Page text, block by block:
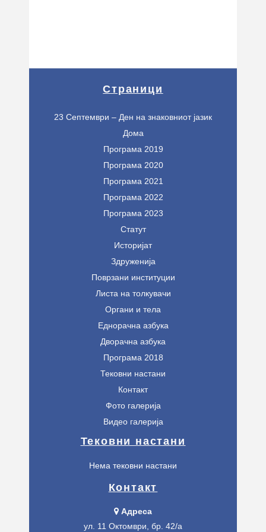
Страници
23 Септември – Ден на знаковниот јазик
Дома
Програма 2019
Програма 2020
Програма 2021
Програма 2022
Програма 2023
Статут
Историјат
Здруженија
Поврзани институции
Листа на толкувачи
Органи и тела
Еднорачна азбука
Дворачна азбука
Програма 2018
Тековни настани
Контакт
Фото галерија
Видео галерија
Тековни настани
Нема тековни настани
Контакт
Адреса
ул. 11 Октомври, бр. 42/а